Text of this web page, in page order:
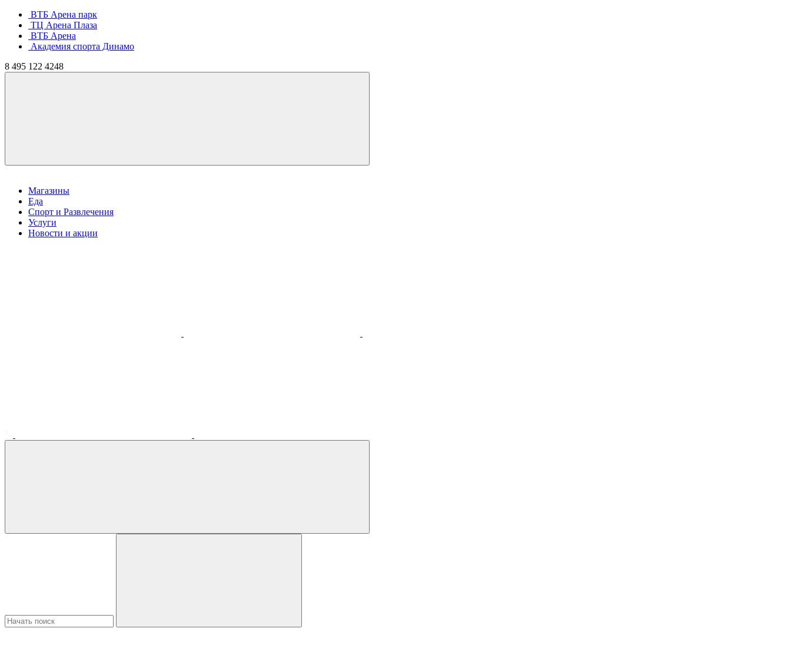
ВТБ Арена парк
ТЦ Арена Плаза
ВТБ Арена
Академия спорта Динамо
8 495 122 4248
Магазины
Еда
Спорт и Развлечения
Услуги
Новости и акции